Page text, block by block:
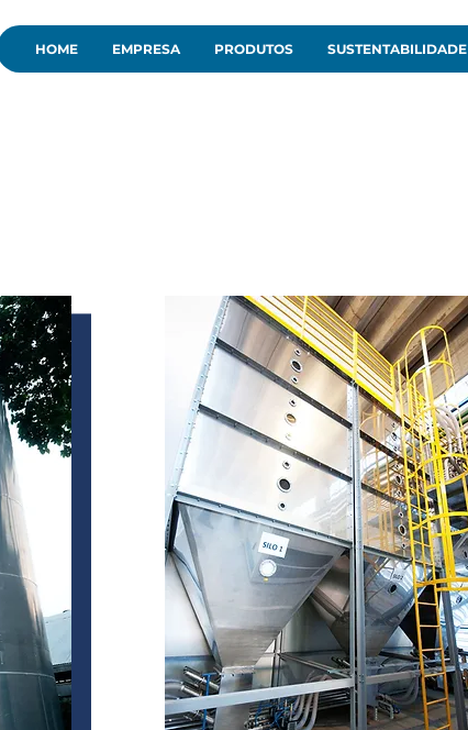
HOME EMPRESA PRODUTOS SUSTENTABILIDADE